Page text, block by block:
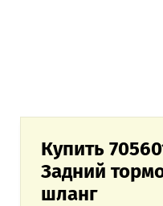
Купить
Задний
шланг